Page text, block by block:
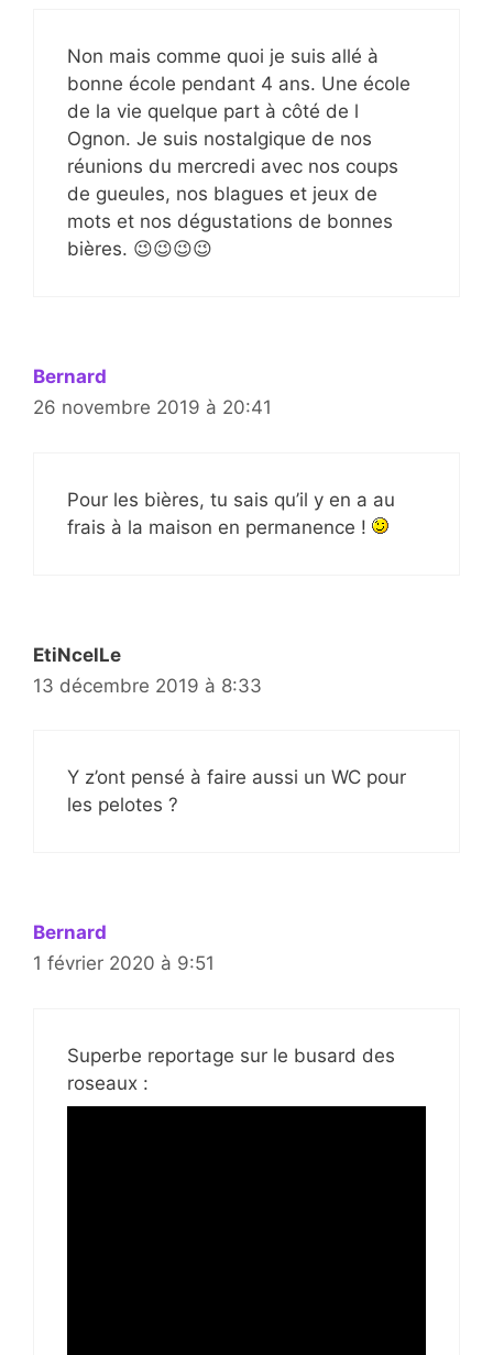
Non mais comme quoi je suis allé à
bonne école pendant 4 ans. Une école
de la vie quelque part à côté de l
Ognon. Je suis nostalgique de nos
réunions du mercredi avec nos coups
de gueules, nos blagues et jeux de
mots et nos dégustations de bonnes
bières. 😉😉😉😉
Bernard
26 novembre 2019 à 20:41
Pour les bières, tu sais qu’il y en a au
frais à la maison en permanence !
EtiNcelLe
13 décembre 2019 à 8:33
Y z’ont pensé à faire aussi un WC pour
les pelotes ?
Bernard
1 février 2020 à 9:51
Superbe reportage sur le busard des
roseaux :